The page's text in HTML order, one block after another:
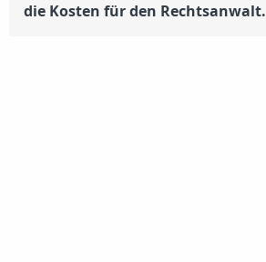
die Kosten für den Rechtsanwalt.